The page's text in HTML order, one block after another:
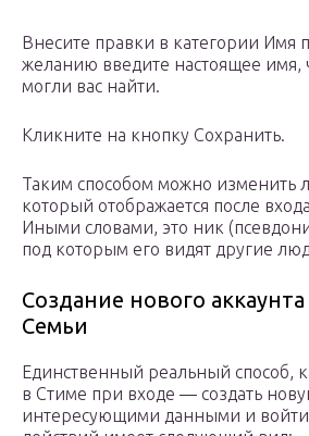
Внесите правки в категории Имя
желанию введите настоящее имя,
могли вас найти.
Кликните на кнопку Сохранить.
Таким способом можно изменить
который отображается после
Иными словами, это ник
под которым его видят другие
Создание нового
Семьи
Единственный реальный способ,
в Стиме при входе — создать
интересующими данными и войти